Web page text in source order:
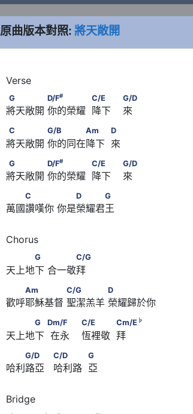
原曲版本對照: 將天敞開
G　　　　      D/F
C/E　　
G D/F# C/E G/D
將天敞開 你的榮耀  降下    來
C　　　　      G/B　　　　Am　　
C G/B Am D
將天敞開 你的同在降下  來
G　　　　      D/F
C/E　　
G D/F# C/E G/D
將天敞開 你的榮耀  降下    來
C　　　      　　D　　　G
C D G
萬國讚嘆你 你是榮耀君王
G　      　　　C/G
G C/G
天上地下 合一敬拜
Am　　　　      C/G　　　　      D
Am C/G D
歡呼耶穌基督 聖潔羔羊 榮耀歸於你
G　      Dm/F      　　
Cm/E♭
G Dm/F C/E Cm/E ♭
天上地下  在永    恆裡敬  拜
G/D　　                  C/D　　　
G/D C/D G
哈利路亞   哈利路  亞